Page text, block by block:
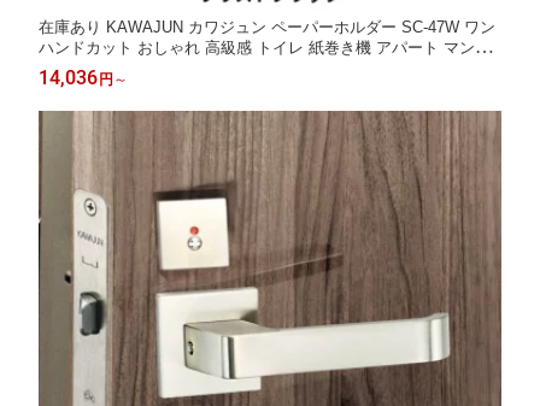
在庫あり KAWAJUN カワジュン ペーパーホルダー SC-47W ワン
ハンドカット おしゃれ 高級感 トイレ 紙巻き機 アパート マンシ
ョン 戸建て 一軒家 賃貸 新築 新居 リフォーム 河淳 金具 交換 DI
Y 建築金物 家具金物 紙を引き出す音が出にくいので、寝室に近
いトイレにおすすめ
14,036 円 ～